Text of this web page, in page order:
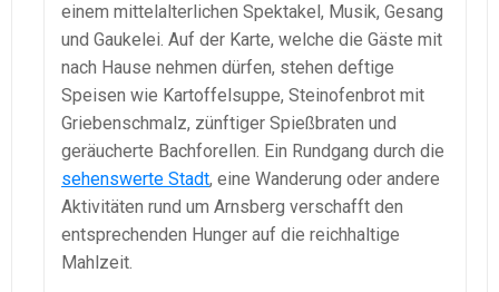
einem mittelalterlichen Spektakel, Musik, Gesang
und Gaukelei. Auf der Karte, welche die Gäste mit
nach Hause nehmen dürfen, stehen deftige
Speisen wie Kartoffelsuppe, Steinofenbrot mit
Griebenschmalz, zünftiger Spießbraten und
geräucherte Bachforellen. Ein Rundgang durch die
sehenswerte Stadt, eine Wanderung oder andere
Aktivitäten rund um Arnsberg verschafft den
entsprechenden Hunger auf die reichhaltige
Mahlzeit.